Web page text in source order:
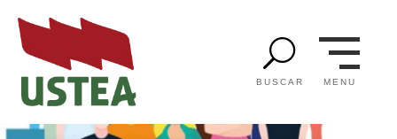
U
BUSCAR MENU